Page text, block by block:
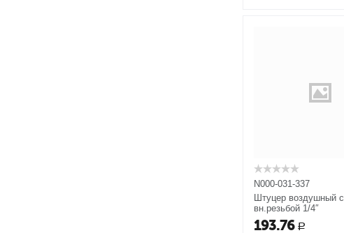
N000-031-337
Штуцер воздушный с
вн.резьбой 1/4″
193.76 Р